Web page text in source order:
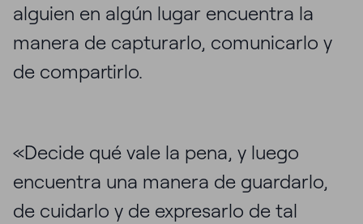
alguien en algún lugar encuentra la
manera de capturarlo, comunicarlo y
de compartirlo.
«Decide qué vale la pena, y luego
encuentra una manera de guardarlo,
de cuidarlo y de expresarlo de tal